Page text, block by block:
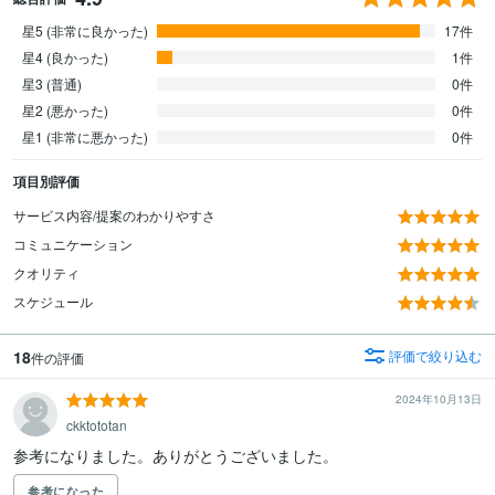
星5 (非常に良かった)
17件
星4 (良かった)
1件
星3 (普通)
0件
星2 (悪かった)
0件
星1 (非常に悪かった)
0件
項目別評価
サービス内容/提案のわかりやすさ
コミュニケーション
クオリティ
スケジュール
18件の評価 評価で絞り込む
2024年10月13日
ckktototan
参考になりました。ありがとうございました。
参考になった